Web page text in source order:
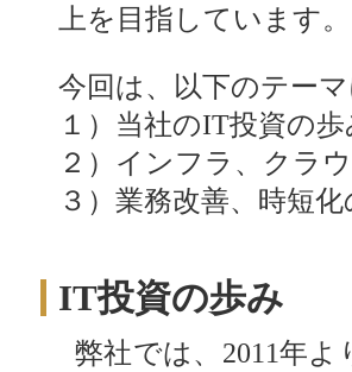
上を目指しています。
今回は、以下のテー
１）当社のIT投資の歩
２）インフラ、クラ
３）業務改善、時短化
IT投資の歩み
弊社では、2011年